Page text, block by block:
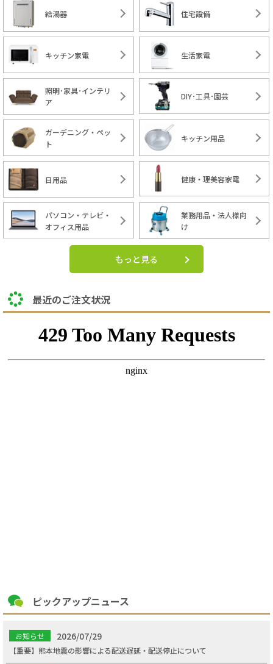
給湯器 住宅設備
キッチン家電 生活家電
照明･家具･インテリ
ア
DIY･工具･園芸
ガーデニング・ペッ
ト
キッチン用品
日用品 健康・理美容家電
パソコン・テレビ・
オフィス用品
業務用品・法人様向
け
もっと見る
最近のご注文状況
ピックアップニュース
お知らせ 2026/07/29
【重要】熊本地震の影響による配送遅延・配送停止について